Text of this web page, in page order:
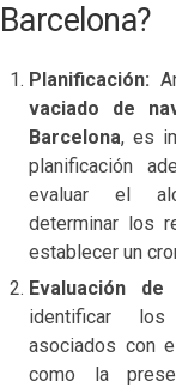
Barcelona?
Planificación:
vaciado de
Barcelona, es
planificación
evaluar el
determinar los
establecer un
Evaluación de
identificar
asociados con
como la